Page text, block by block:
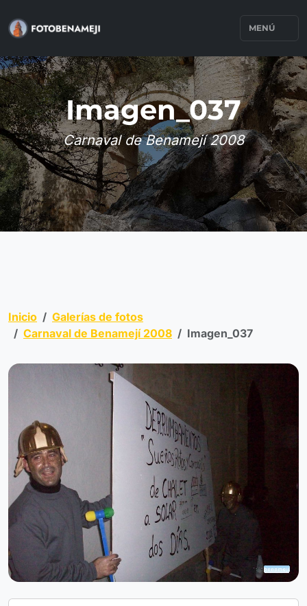
MENÚ
Imagen_037
Carnaval de Benamejí 2008
Inicio
Galerías de fotos
Carnaval de Benamejí 2008
Imagen_037